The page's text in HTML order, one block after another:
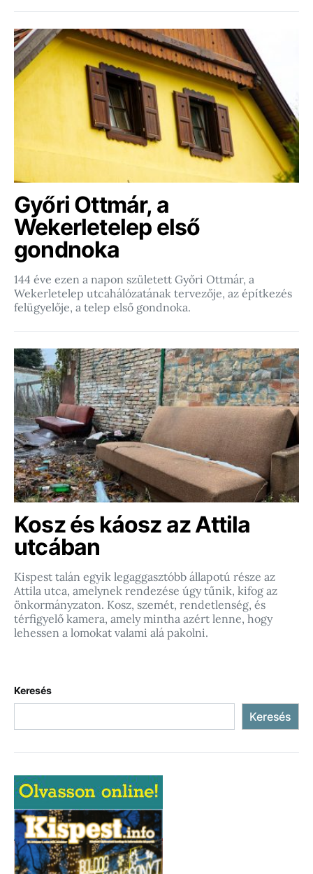
Győri Ottmár, a
Wekerletelep első
gondnoka
144 éve ezen a napon született Győri Ottmár, a
Wekerletelep utcahálózatának tervezője, az építkezés
felügyelője, a telep első gondnoka.
Kosz és káosz az Attila
utcában
Kispest talán egyik legaggasztóbb állapotú része az
Attila utca, amelynek rendezése úgy tűnik, kifog az
önkormányzaton. Kosz, szemét, rendetlenség, és
térfigyelő kamera, amely mintha azért lenne, hogy
lehessen a lomokat valami alá pakolni.
Keresés
Keresés